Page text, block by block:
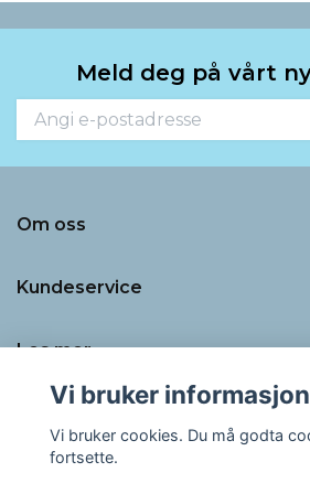
Meld deg på vårt
Om oss
Kundeservice
Les mer
Vi bruker
Vi bruker cookies. Du må godta
fortsette.